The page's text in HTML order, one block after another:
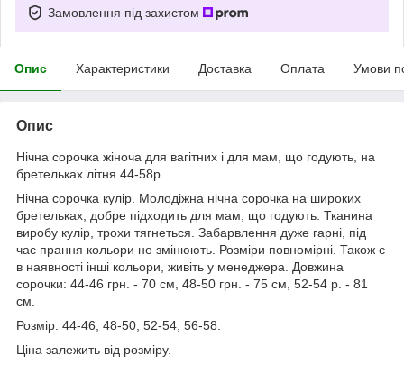
Замовлення під захистом
Опис Характеристики Доставка Оплата Умови
Опис
Нічна сорочка жіноча для вагітних і для мам, що годують, на
бретельках літня 44-58р.
Нічна сорочка кулір. Молодіжна нічна сорочка на широких
бретельках, добре підходить для мам, що годують. Тканина
виробу кулір, трохи тягнеться. Забарвлення дуже гарні, під
час прання кольори не змінюють. Розміри повномірні. Також є
в наявності інші кольори, живіть у менеджера. Довжина
сорочки: 44-46 грн. - 70 см, 48-50 грн. - 75 см, 52-54 р. - 81
см.
Розмір: 44-46, 48-50, 52-54, 56-58.
Ціна залежить від розміру.